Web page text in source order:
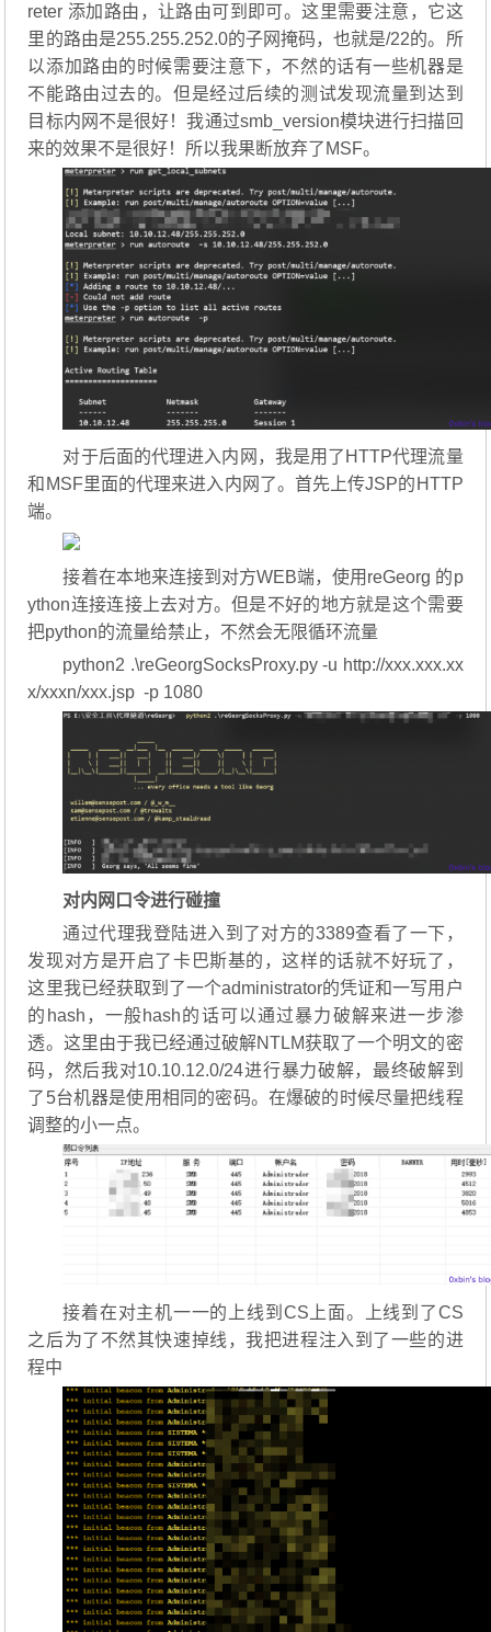
reter 添加路由，让路由可到即可。这里需要注意，它这
里的路由是255.255.252.0的子网掩码，也就是/22的。所
以添加路由的时候需要注意下，不然的话有一些机器是
不能路由过去的。但是经过后续的测试发现流量到达到
目标内网不是很好！我通过smb_version模块进行扫描回
来的效果不是很好！所以我果断放弃了MSF。
对于后面的代理进入内网，我是用了HTTP代理流量
和MSF里面的代理来进入内网了。首先上传JSP的HTTP
端。
接着在本地来连接到对方WEB端，使用reGeorg 的p
ython连接连接上去对方。但是不好的地方就是这个需要
把python的流量给禁止，不然会无限循环流量
python2 .\reGeorgSocksProxy.py -u http://xxx.xxx.xx
x/xxxn/xxx.jsp -p 1080
对内网口令进行碰撞
通过代理我登陆进入到了对方的3389查看了一下，
发现对方是开启了卡巴斯基的，这样的话就不好玩了，
这里我已经获取到了一个administrator的凭证和一写用户
的hash，一般hash的话可以通过暴力破解来进一步渗
透。这里由于我已经通过破解NTLM获取了一个明文的密
码，然后我对10.10.12.0/24进行暴力破解，最终破解到
了5台机器是使用相同的密码。在爆破的时候尽量把线程
调整的小一点。
接着在对主机一一的上线到CS上面。上线到了CS
之后为了不然其快速掉线，我把进程注入到了一些的进
程中